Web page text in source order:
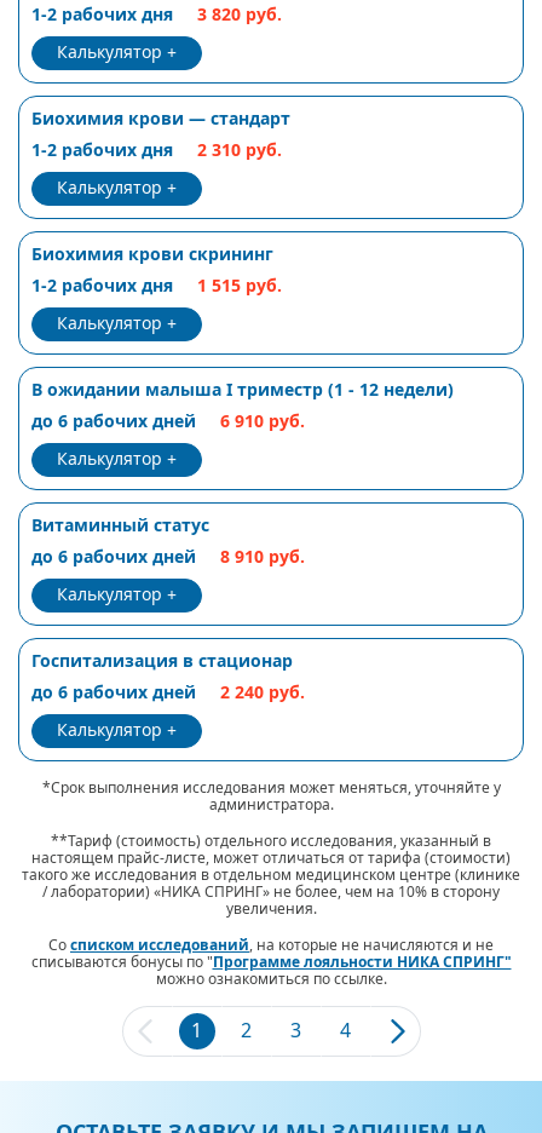
1-2 рабочих дня
3 820 руб.
Калькулятор
Биохимия крови — стандарт
1-2 рабочих дня
2 310 руб.
Калькулятор
Биохимия крови скрининг
1-2 рабочих дня
1 515 руб.
Калькулятор
В ожидании малыша I триместр (1 - 12 недели)
до 6 рабочих дней
6 910 руб.
Калькулятор
Витаминный статус
до 6 рабочих дней
8 910 руб.
Калькулятор
Госпитализация в стационар
до 6 рабочих дней
2 240 руб.
Калькулятор
*Срок выполнения исследования может меняться, уточняйте у
администратора.
**Тариф (стоимость) отдельного исследования, указанный в
настоящем прайс-листе, может отличаться от тарифа (стоимости)
такого же исследования в отдельном медицинском центре (клинике
/ лаборатории) «НИКА СПРИНГ» не более, чем на 10% в сторону
увеличения.
Сосписком исследований, на которые не начисляются и не
списываются бонусы по "Программе лояльности НИКА СПРИНГ"
можно ознакомиться по ссылке.
1 2 3 4